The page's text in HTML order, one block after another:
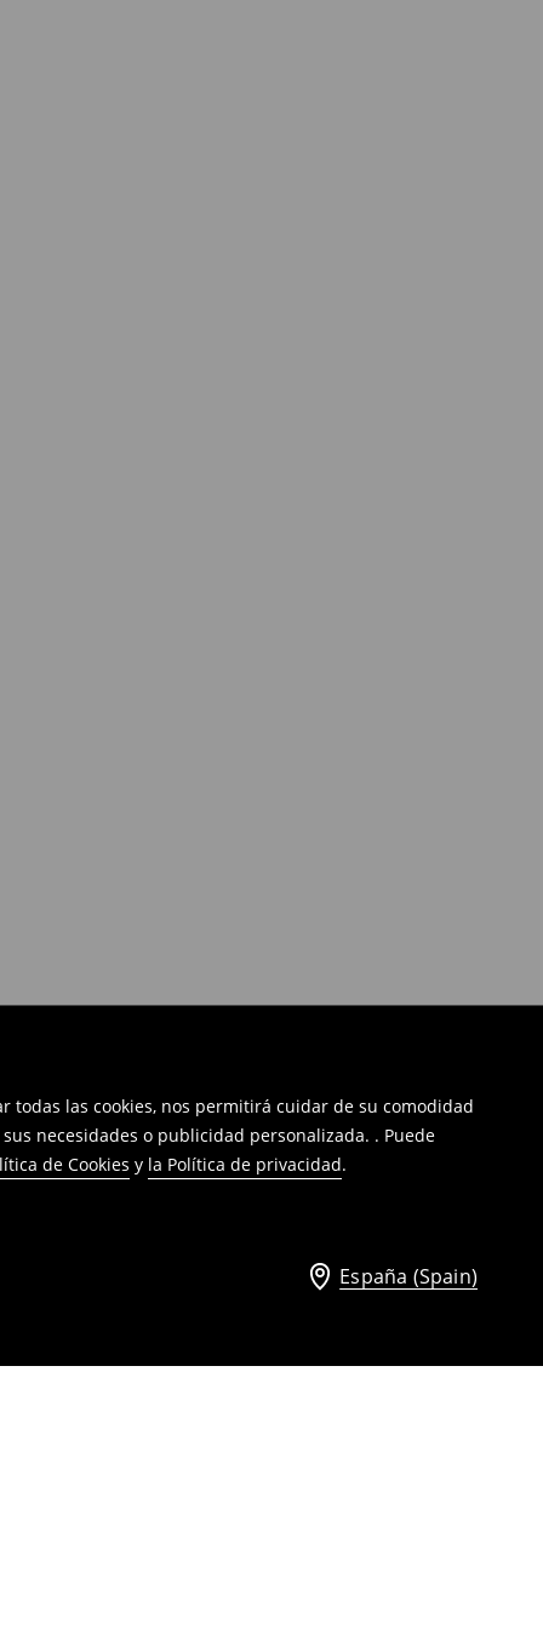
todas las cookies, nos permitirá cuidar de su comodidad
necesidades o publicidad personalizada. . Puede
de Cookies y la Política de privacidad.
España (Spain)